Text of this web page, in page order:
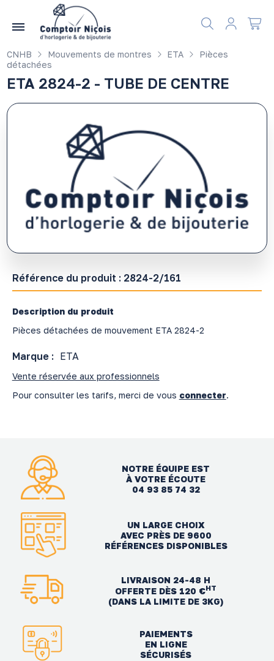
CNHB Mouvements de montres ETA
Pièces
détachées
ETA 2824-2 - TUBE DE CENTRE
Référence du produit : 2824-2/161
Description du produit
Pièces détachées de mouvement ETA 2824-2
Marque : ETA
Vente réservée aux professionnels
Pour consulter les tarifs, merci de vous connecter.
NOTRE ÉQUIPE EST
À VOTRE ÉCOUTE
04 93 85 74 32
UN LARGE CHOIX
AVEC PRÈS DE 9600
RÉFÉRENCES DISPONIBLES
LIVRAISON 24-48 H
OFFERTE DÈS 120 €HT
(DANS LA LIMITE DE 3KG)
PAIEMENTS
EN LIGNE
SÉCURISÉS
Gérer les préférences en matière de cookies